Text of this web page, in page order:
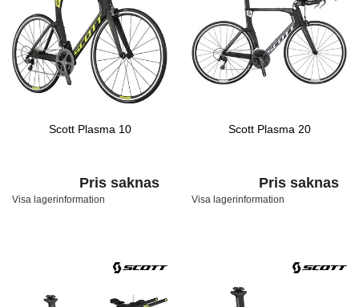
Scott Plasma 10
Pris saknas
Visa lagerinformation
Scott Plasma 20
Pris saknas
Visa lagerinformation